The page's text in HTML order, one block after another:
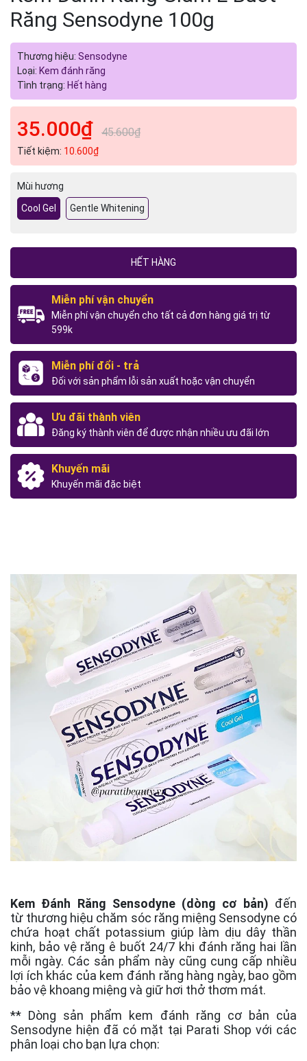
Răng Sensodyne 100g
Thương hiệu: Sensodyne
Loại: Kem đánh răng
Tình trạng: Hết hàng
35.000₫ 45.600₫
Tiết kiệm: 10.600₫
Mùi hương
Cool Gel
Gentle Whitening
HẾT HÀNG
Miễn phí vận chuyển
Miễn phí vận chuyển cho tất cả đơn hàng giá trị từ
599k
Miễn phí đổi - trả
Đối với sản phẩm lỗi sản xuất hoặc vận chuyển
Ưu đãi thành viên
Đăng ký thành viên để được nhận nhiều ưu đãi lớn
Khuyến mãi
Khuyến mãi đặc biệt
Kem Đánh Răng Sensodyne (dòng cơ bản) đến
từ thương hiệu chăm sóc răng miệng Sensodyne có
chứa hoạt chất potassium giúp làm dịu dây thần
kinh, bảo vệ răng ê buốt 24/7 khi đánh răng hai lần
mỗi ngày. Các sản phẩm này cũng cung cấp nhiều
lợi ích khác của kem đánh răng hàng ngày, bao gồm
bảo vệ khoang miệng và giữ hơi thở thơm mát.
** Dòng sản phẩm kem đánh răng cơ bản của
Sensodyne hiện đã có mặt tại Parati Shop với các
phân loại cho bạn lựa chọn: